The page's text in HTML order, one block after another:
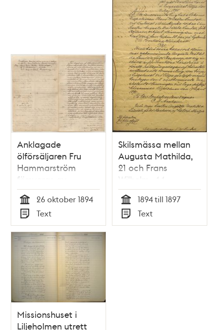
Anklagade
ölförsäljaren Fru
Hammarström
försvaras av
grannar
Tid
26 oktober 1894
Typ
Text
Skilsmässa mellan
Augusta Mathilda,
21 och Frans
Wilhelm, 44
Tid
1894 till 1897
Typ
Text
Missionshuset i
Liljeholmen utrett